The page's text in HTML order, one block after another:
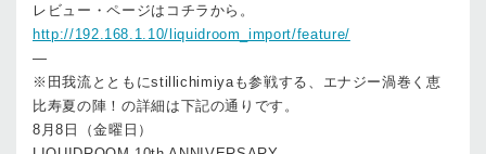
レビュー・ページはコチラから。
http://192.168.1.10/liquidroom_import/feature/
—
※田我流とともにstillichimiyaも参戦する、エナジー渦巻く恵
比寿夏の陣！の詳細は下記の通りです。
8月8日（金曜日）